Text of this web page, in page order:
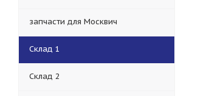
запчасти для Москвич
Склад 1
Склад 2